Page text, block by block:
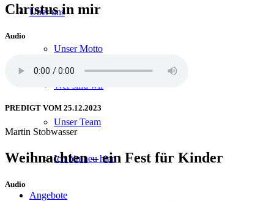
Über uns
Unser Motto
Wer sind wir
Unser Team
Ich bin neu hier
Angebote
Christus in mir
Audio
PREDIGT VOM 25.12.2023
Martin Stobwasser
Weihnachten – ein Fest für Kinder
Audio